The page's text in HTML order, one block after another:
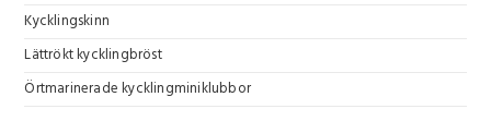
Kycklingskinn
Lättrökt kycklingbröst
Örtmarinerade kycklingminiklubbor